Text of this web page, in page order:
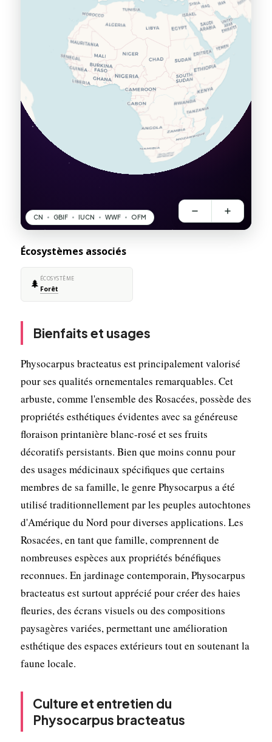
Écosystèmes associés
🌲 ÉCOSYSTÈME
Forêt
Bienfaits et usages
Physocarpus bracteatus est principalement valorisé
pour ses qualités ornementales remarquables. Cet
arbuste, comme l'ensemble des Rosacées, possède des
propriétés esthétiques évidentes avec sa généreuse
floraison printanière blanc-rosé et ses fruits
décoratifs persistants. Bien que moins connu pour
des usages médicinaux spécifiques que certains
membres de sa famille, le genre Physocarpus a été
utilisé traditionnellement par les peuples autochtones
d'Amérique du Nord pour diverses applications. Les
Rosacées, en tant que famille, comprennent de
nombreuses espèces aux propriétés bénéfiques
reconnues. En jardinage contemporain, Physocarpus
bracteatus est surtout apprécié pour créer des haies
fleuries, des écrans visuels ou des compositions
paysagères variées, permettant une amélioration
esthétique des espaces extérieurs tout en soutenant la
faune locale.
Culture et entretien du
Physocarpus bracteatus